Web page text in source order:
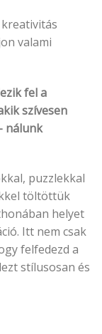
valami
fel a
szívesen
nálunk
puzzlekkal
töltöttük
helyet
Itt nem csak
felfedezd a
stílusosan és